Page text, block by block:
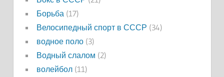
Борьба (17)
Велосипедный спорт в СССР (34)
водное поло(3)
Водный слалом (2)
волейбол(11)